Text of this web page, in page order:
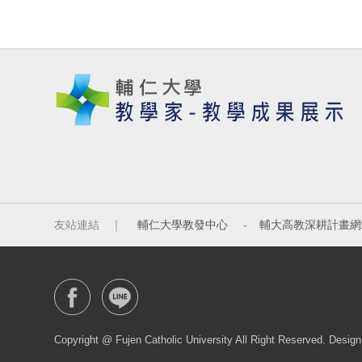
友站連結 ｜ 輔仁大學教發中心 - 輔大高教深耕計畫
Copyright @ Fujen Catholic University All Right Reserved.